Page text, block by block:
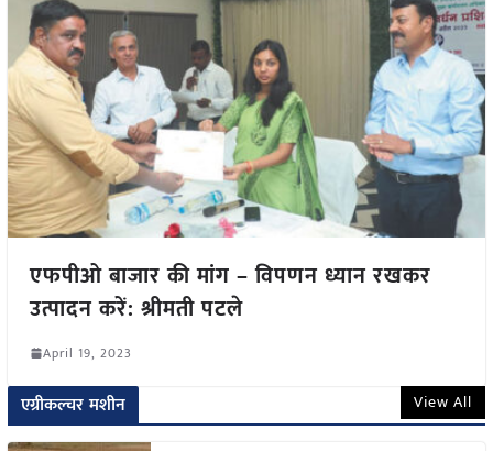
एफपीओ बाजार की मांग – विपणन ध्यान रखकर
उत्पादन करें: श्रीमती पटले
April 19, 2023
एग्रीकल्चर मशीन View All